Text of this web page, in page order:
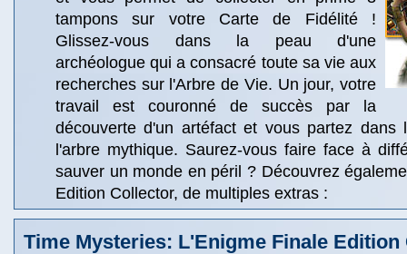
tampons sur votre Carte de Fidélité !
Glissez-vous dans la peau d'une
archéologue qui a consacré toute sa vie aux
recherches sur l'Arbre de Vie. Un jour, votre
travail est couronné de succès par la
découverte d'un artéfact et vous partez dans
l'arbre mythique. Saurez-vous faire face à
sauver un monde en péril ? Découvrez
Edition Collector, de multiples extras :
Time Mysteries: L'Enigme Finale Edition